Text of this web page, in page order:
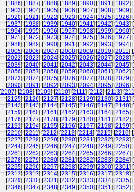
[1886] [1887] [1888] [1889] [1890] [1891] [1892] [
[1903] [1904] [1905] [1906] [1907] [1908] [1909] [
[1920] [1921] [1922] [1923] [1924] [1925] [1926] [
[1937] [1938] [1939] [1940] [1941] [1942] [1943] [
[1954] [1955] [1956] [1957] [1958] [1959] [1960] [
[1971] [1972] [1973] [1974] [1975] [1976] [1977] [
[1988] [1989] [1990] [1991] [1992] [1993] [1994] [
[2005] [2006] [2007] [2008] [2009] [2010] [2011] [
[2022] [2023] [2024] [2025] [2026] [2027] [2028] [
[2039] [2040] [2041] [2042] [2043] [2044] [2045] [
[2056] [2057] [2058] [2059] [2060] [2061] [2062] [
[2073] [2074] [2075] [2076] [2077] [2078] [2079] [
[2090] [2091] [2092] [2093] [2094] [2095] [2096] [
[2107] [2108] [2109] [2110] [2111] [2112] [2113] [
[2125] [2126] [2127] [2128] [2129] [2130] [2131] [
[2142] [2143] [2144] [2145] [2146] [2147] [2148] [
[2159] [2160] [2161] [2162] [2163] [2164] [2165] [
[2176] [2177] [2178] [2179] [2180] [2181] [2182] [
[2193] [2194] [2195] [2196] [2197] [2198] [2199] [
[2210] [2211] [2212] [2213] [2214] [2215] [2216] [
[2227] [2228] [2229] [2230] [2231] [2232] [2233] [
[2244] [2245] [2246] [2247] [2248] [2249] [2250] [
[2261] [2262] [2263] [2264] [2265] [2266] [2267] [
[2278] [2279] [2280] [2281] [2282] [2283] [2284] [
[2295] [2296] [2297] [2298] [2299] [2300] [2301] [
[2312] [2313] [2314] [2315] [2316] [2317] [2318] [
[2329] [2330] [2331] [2332] [2333] [2334] [2335] [
[2346] [2347] [2348] [2349] [2350] [2351] [2352] [